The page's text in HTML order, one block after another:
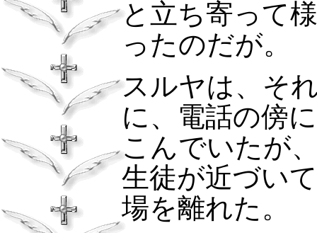
と立ち寄って
ったのだが。
スルヤは、そ
に、電話の傍
こんでいたが
生徒が近づい
場を離れた。